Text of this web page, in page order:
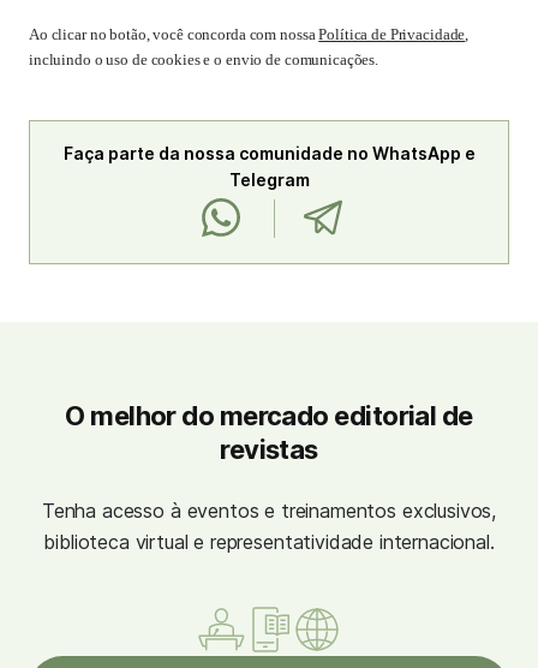
Ao clicar no botão, você concorda com nossaPolítica de Privacidade,
incluindo o uso de cookies e o envio de comunicações.
Faça parte da nossa comunidade no WhatsApp e
Telegram
O melhor do mercado editorial de
revistas
Tenha acesso à eventos e treinamentos exclusivos,
biblioteca virtual e representatividade internacional.